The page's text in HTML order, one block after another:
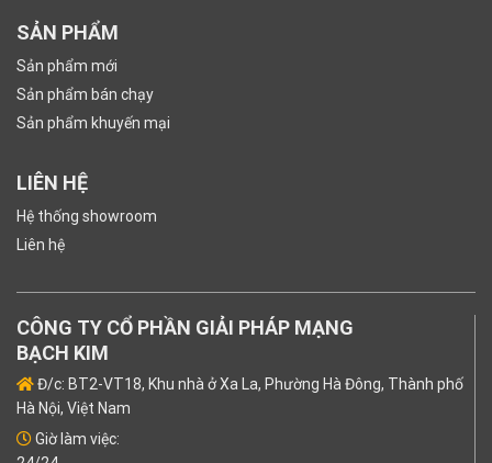
SẢN PHẨM
Sản phẩm mới
Sản phẩm bán chạy
Sản phẩm khuyến mại
LIÊN HỆ
Hệ thống showroom
Liên hệ
CÔNG TY CỔ PHẦN GIẢI PHÁP MẠNG
BẠCH KIM
Đ/c: BT2-VT18, Khu nhà ở Xa La, Phường Hà Đông, Thành phố
Hà Nội, Việt Nam
Giờ làm việc: